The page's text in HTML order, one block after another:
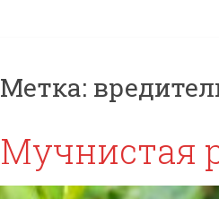
Метка:
Мучнистая